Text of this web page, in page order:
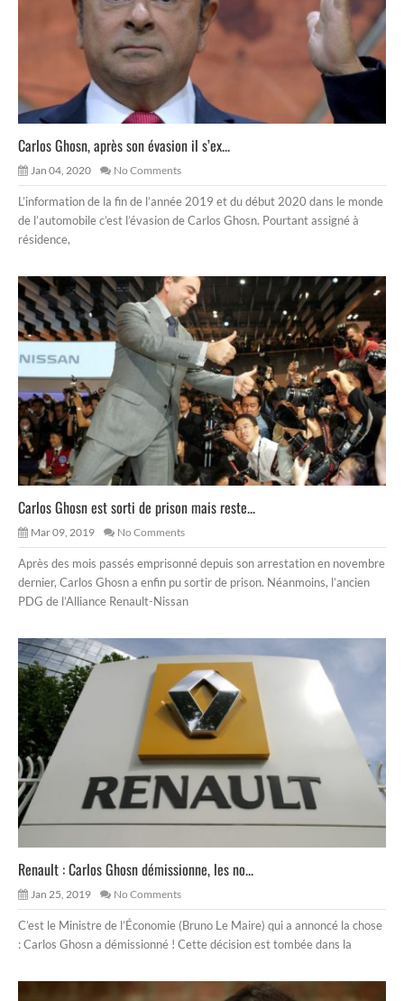
Carlos Ghosn, après son évasion il s’ex...
Jan 04, 2020 No Comments
L’information de la fin de l’année 2019 et du début 2020 dans le monde
de l’automobile c’est l’évasion de Carlos Ghosn. Pourtant assigné à
résidence,
Carlos Ghosn est sorti de prison mais reste...
Mar 09, 2019 No Comments
Après des mois passés emprisonné depuis son arrestation en novembre
dernier, Carlos Ghosn a enfin pu sortir de prison. Néanmoins, l’ancien
PDG de l’Alliance Renault-Nissan
Renault : Carlos Ghosn démissionne, les no...
Jan 25, 2019 No Comments
C’est le Ministre de l’Économie (Bruno Le Maire) qui a annoncé la chose
: Carlos Ghosn a démissionné ! Cette décision est tombée dans la